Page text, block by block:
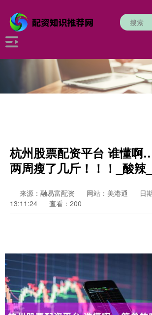
杭州股票配资平台 谁懂啊
两周瘦了几斤！！！_酸辣
来源：融易富配资 网站：美港通
日
13:11:24
查看：200